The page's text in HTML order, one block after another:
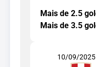
Mais de 2.5
Mais de 3.5
10/09/2025